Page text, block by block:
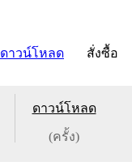
ดาวน์โหลด สั่งซื้อ
ดาวน์โหลด
(ครั้ง)